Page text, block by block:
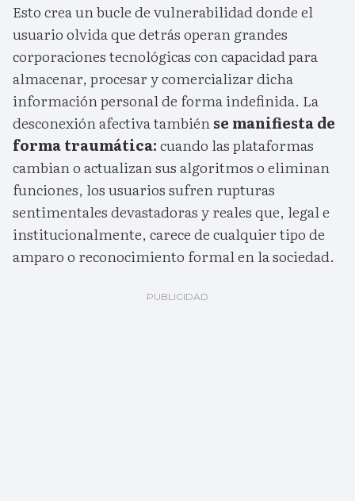
Esto crea un bucle de vulnerabilidad donde el
usuario olvida que detrás operan grandes
corporaciones tecnológicas con capacidad para
almacenar, procesar y comercializar dicha
información personal de forma indefinida. La
desconexión afectiva tambiénse manifiesta de
forma traumática:cuando las plataformas
cambian o actualizan sus algoritmos o eliminan
funciones, los usuarios sufren rupturas
sentimentales devastadoras y reales que, legal e
institucionalmente, carece de cualquier tipo de
amparo o reconocimiento formal en la sociedad.